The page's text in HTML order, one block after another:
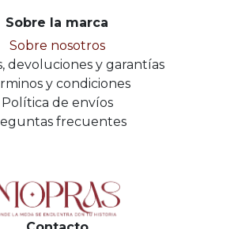
Sobre la marca
Sobre nosotros
devoluciones y garantías
y condiciones
Política de envíos
frecuentes